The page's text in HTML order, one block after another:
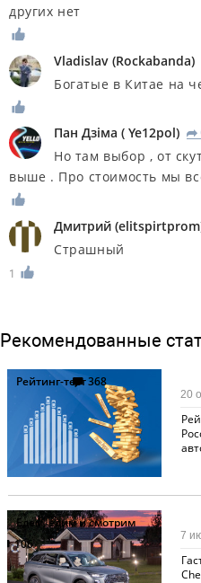
других нет
Vladislav (Rockabanda)
Богатые в Китае на
Пан Дзiма ( Ye12pol) R
Но там выбор , от
выше . Про стоимость мы
Дмитрий (elitspirtprom
Страшный
1
Рекомендованные
Рейтинг-тест368
20
Едем, едим и смотрим
106
7